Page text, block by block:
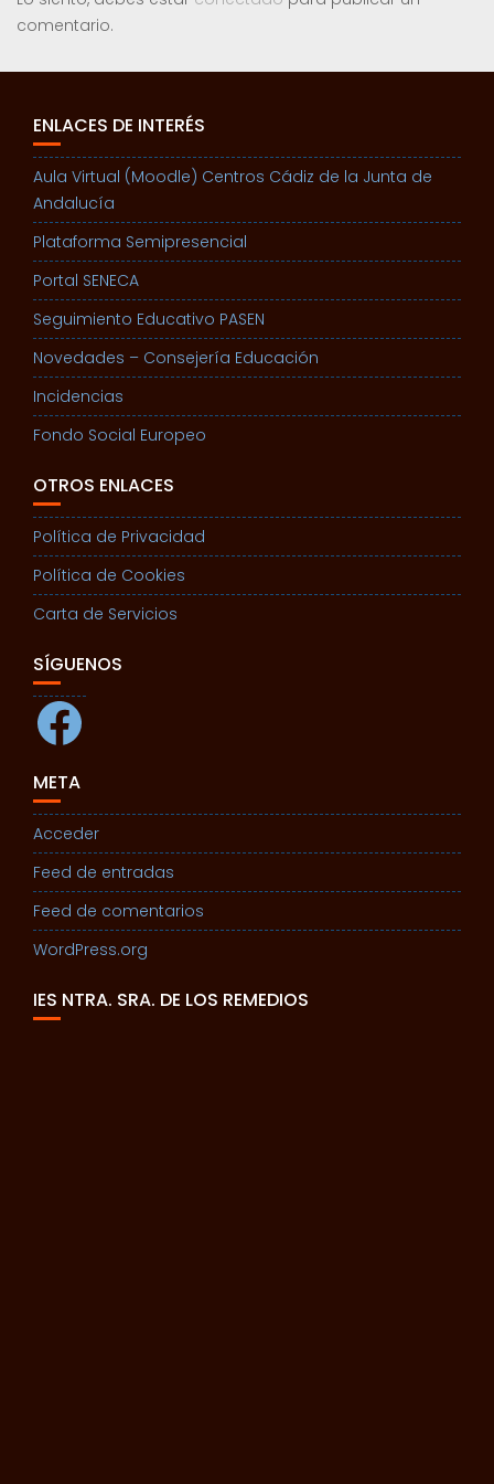
comentario.
ENLACES DE INTERÉS
Aula Virtual (Moodle) Centros Cádiz de la Junta de
Andalucía
Plataforma Semipresencial
Portal SENECA
Seguimiento Educativo PASEN
Novedades – Consejería Educación
Incidencias
Fondo Social Europeo
OTROS ENLACES
Política de Privacidad
Política de Cookies
Carta de Servicios
SÍGUENOS
Facebook
META
Acceder
Feed de entradas
Feed de comentarios
WordPress.org
IES NTRA. SRA. DE LOS REMEDIOS